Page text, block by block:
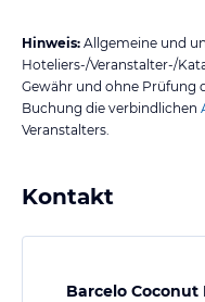
Hinweis: Allgemeine und
Hoteliers-/Veranstalter-/
Gewähr und ohne Prüfung
Buchung die verbindlichen
Veranstalters.
Kontakt
Barcelo Coconut